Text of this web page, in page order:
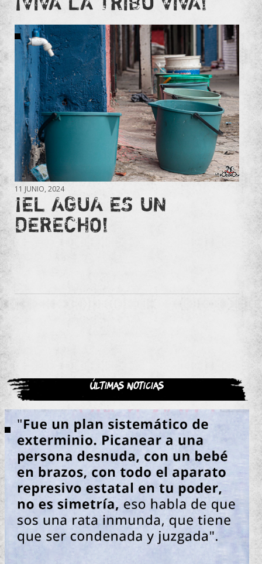
11 JUNIO, 2024
¡EL AGUA ES UN
DERECHO!
Últimas noticias